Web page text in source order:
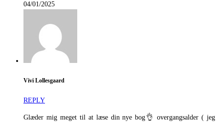
04/01/2025
Vivi Lollesgaard
REPLY
Glæder mig meget til at læse din nye bog👌 overgangsalder ( jeg